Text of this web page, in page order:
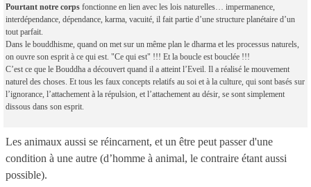
Pourtant notre corps fonctionne en lien avec les lois naturelles… impermanence,
interdépendance, dépendance, karma, vacuité, il fait partie d’une structure planétaire d’un
tout parfait.
Dans le bouddhisme, quand on met sur un même plan le dharma et les processus naturels,
on ouvre son esprit à ce qui est. "Ce qui est" !!! Et la boucle est bouclée !!!
C’est ce que le Bouddha a découvert quand il a atteint l’Eveil. Il a réalisé le mouvement
naturel des choses. Et tous les faux concepts relatifs au soi et à la culture, qui sont basés sur
l’ignorance, l’attachement à la répulsion, et l’attachement au désir, se sont simplement
dissous dans son esprit.
Les animaux aussi se réincarnent, et un être peut passer d'une
condition à une autre (d’homme à animal, le contraire étant aussi
possible).